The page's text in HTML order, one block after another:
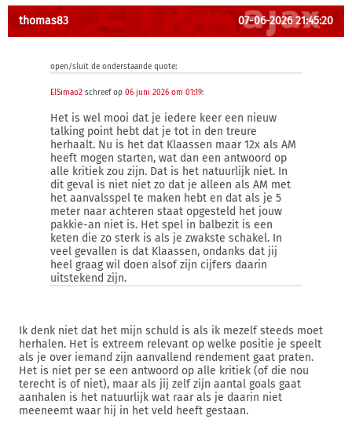
thomas83 07-06-2026 21:45:20
open/sluit de onderstaande quote:
ElSimao2 schreef op 06 juni 2026 om 01:19:
Het is wel mooi dat je iedere keer een nieuw
talking point hebt dat je tot in den treure
herhaalt. Nu is het dat Klaassen maar 12x als AM
heeft mogen starten, wat dan een antwoord op
alle kritiek zou zijn. Dat is het natuurlijk niet. In
dit geval is niet niet zo dat je alleen als AM met
het aanvalsspel te maken hebt en dat als je 5
meter naar achteren staat opgesteld het jouw
pakkie-an niet is. Het spel in balbezit is een
keten die zo sterk is als je zwakste schakel. In
veel gevallen is dat Klaassen, ondanks dat jij
heel graag wil doen alsof zijn cijfers daarin
uitstekend zijn.
Ik denk niet dat het mijn schuld is als ik mezelf steeds moet
herhalen. Het is extreem relevant op welke positie je speelt
als je over iemand zijn aanvallend rendement gaat praten.
Het is niet per se een antwoord op alle kritiek (of die nou
terecht is of niet), maar als jij zelf zijn aantal goals gaat
aanhalen is het natuurlijk wat raar als je daarin niet
meeneemt waar hij in het veld heeft gestaan.